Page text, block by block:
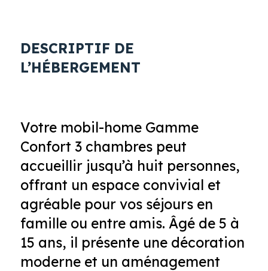
DESCRIPTIF DE
L’HÉBERGEMENT
Votre mobil-home Gamme
Confort 3 chambres peut
accueillir jusqu’à huit personnes,
offrant un espace convivial et
agréable pour vos séjours en
famille ou entre amis. Âgé de 5 à
15 ans, il présente une décoration
moderne et un aménagement